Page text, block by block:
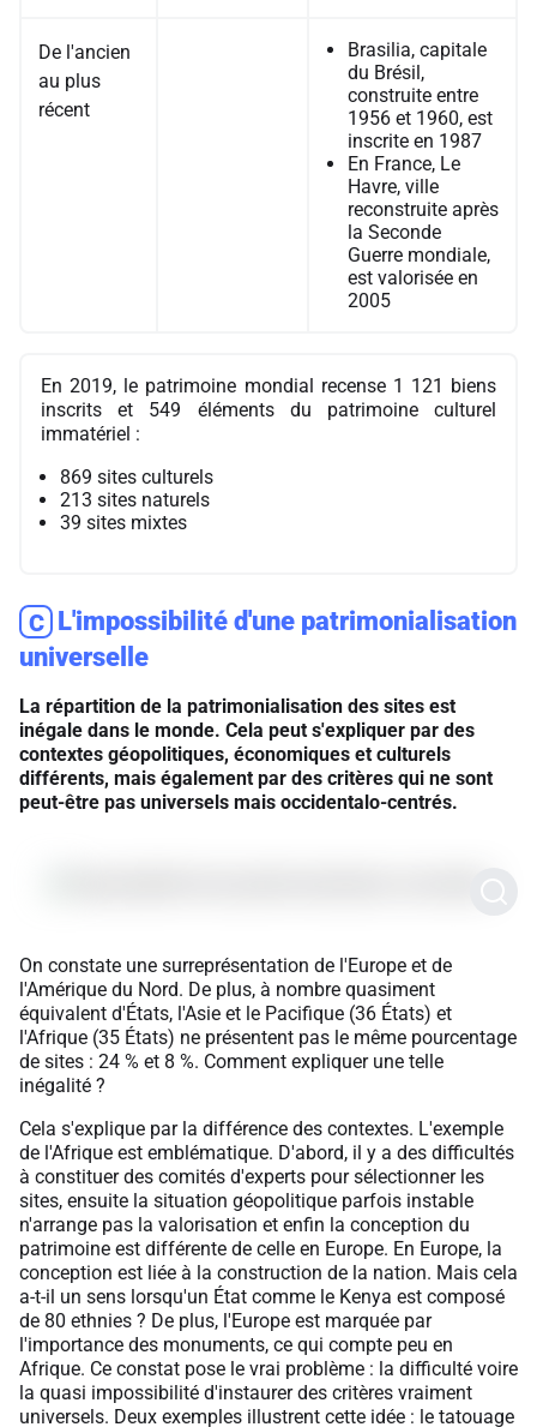
De l'ancien
au plus
récent
Brasilia, capitale
du Brésil,
construite entre
1956 et 1960, est
inscrite en 1987
En France, Le
Havre, ville
reconstruite après
la Seconde
Guerre mondiale,
est valorisée en
2005
En 2019, le patrimoine mondial recense 1 121 biens
inscrits et 549 éléments du patrimoine culturel
immatériel :
869 sites culturels
213 sites naturels
39 sites mixtes
C L'impossibilité d'une patrimonialisation
universelle
La répartition de la patrimonialisation des sites est
inégale dans le monde. Cela peut s'expliquer par des
contextes géopolitiques, économiques et culturels
différents, mais également par des critères qui ne sont
peut-être pas universels mais occidentalo-centrés.
On constate une surreprésentation de l'Europe et de
l'Amérique du Nord. De plus, à nombre quasiment
équivalent d'États, l'Asie et le Pacifique (36 États) et
l'Afrique (35 États) ne présentent pas le même pourcentage
de sites : 24 % et 8 %. Comment expliquer une telle
inégalité ?
Cela s'explique par la différence des contextes. L'exemple
de l'Afrique est emblématique. D'abord, il y a des difficultés
à constituer des comités d'experts pour sélectionner les
sites, ensuite la situation géopolitique parfois instable
n'arrange pas la valorisation et enfin la conception du
patrimoine est différente de celle en Europe. En Europe, la
conception est liée à la construction de la nation. Mais cela
a-t-il un sens lorsqu'un État comme le Kenya est composé
de 80 ethnies ? De plus, l'Europe est marquée par
l'importance des monuments, ce qui compte peu en
Afrique. Ce constat pose le vrai problème : la difficulté voire
la quasi impossibilité d'instaurer des critères vraiment
universels. Deux exemples illustrent cette idée : le tatouage